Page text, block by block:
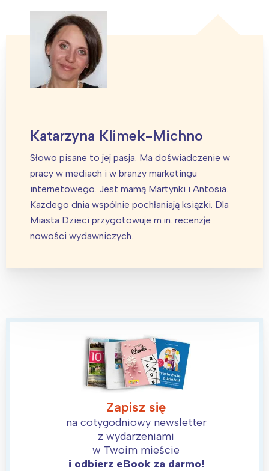
Katarzyna Klimek-Michno
Słowo pisane to jej pasja. Ma doświadczenie w
pracy w mediach i w branży marketingu
internetowego. Jest mamą Martynki i Antosia.
Każdego dnia wspólnie pochłaniają książki. Dla
Miasta Dzieci przygotowuje m.in. recenzje
nowości wydawniczych.
Zapisz się
na cotygodniowy newsletter
z wydarzeniami
w Twoim mieście
i odbierz eBook za darmo!